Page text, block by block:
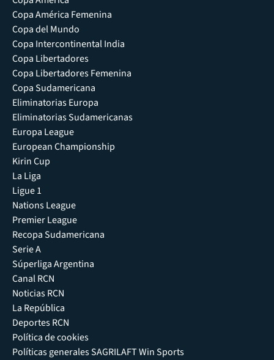
Copa América Femenina
Copa del Mundo
Copa Intercontinental India
Copa Libertadores
Copa Libertadores Femenina
Copa Sudamericana
Eliminatorias Europa
Eliminatorias Sudamericanas
Europa League
European Championship
Kirin Cup
La Liga
Ligue 1
Nations League
Premier League
Recopa Sudamericana
Serie A
Súperliga Argentina
Canal RCN
Noticias RCN
La República
Deportes RCN
Política de cookies
Políticas generales SAGRILAFT Win Sports